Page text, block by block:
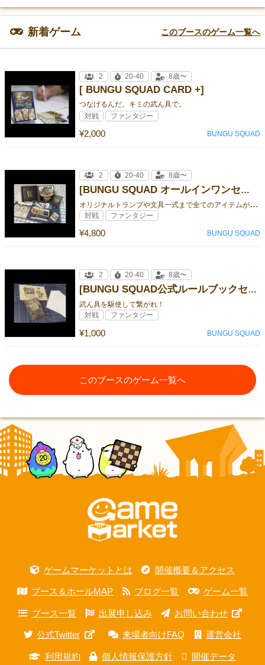
新着ゲーム このブースのゲーム一覧へ
[ BUNGU SQUAD CARD +]
つなげるんだ。キミの武ん具で。
¥2,000
2 20-40 8歳〜
対戦 ファンタジー
BUNGU SQUAD
[BUNGU SQUAD オールインワンセット]
オ
リジナルトランプや文具一式まで全てのアイテムが詰まったセットです！
¥4,800
2 20-40 8歳〜
対戦 ファンタジー
BUNGU SQUAD
[BUNGU SQUAD公式ルールブックセット]
武ん具を駆使して繋がれ！
¥1,000
2 20-40 8歳〜
対戦 ファンタジー
BUNGU SQUAD
このブースのゲーム一覧へ
ゲームマーケットとは 開催概要＆アクセス
ブース＆ホールMAP ブログ一覧 ゲーム一覧
ブース一覧 出展申し込み お問い合わせ
公式Twitter 来場者向けFAQ 運営会社
利用規約 個人情報保護方針 開催データ